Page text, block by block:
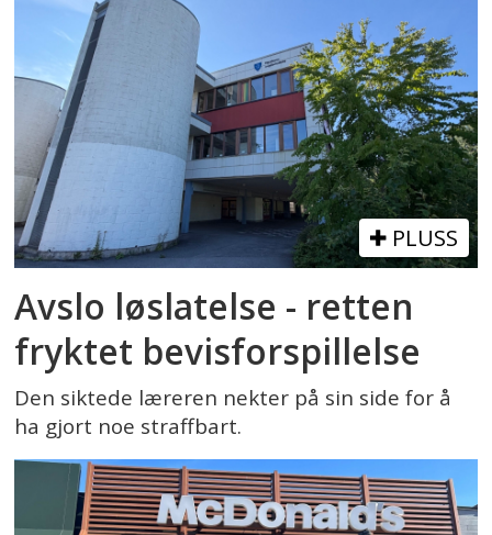
PLUSS
Avslo løslatelse - retten
fryktet bevisforspillelse
Den siktede læreren nekter på sin side for å
ha gjort noe straffbart.